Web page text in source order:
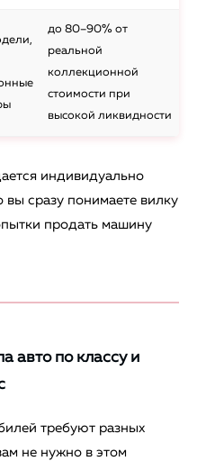
до 80–90% от
реальной
коллекционной
стоимости при
высокой ликвидности
индивидуально
вы сразу понимаете вилку
продать машину
авто по классу и
требуют разных
не нужно в этом